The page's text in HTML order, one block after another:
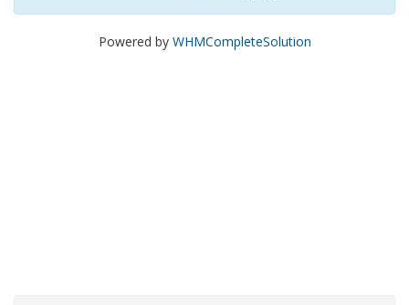
Powered by WHMCompleteSolution